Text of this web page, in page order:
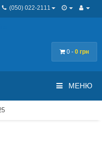
(050) 022-2111
0 - 0 грн
МЕНЮ